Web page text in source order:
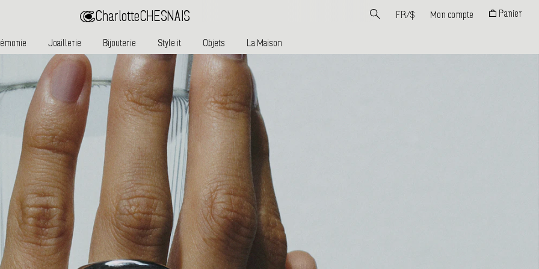
CharlotteCHESNAIS FR/$ Mon compte Panier
Joaillerie Bijouterie Style it Objets La Maison